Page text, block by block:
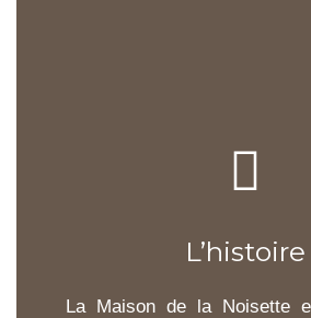
L’histoire
La Maison de la Noisette